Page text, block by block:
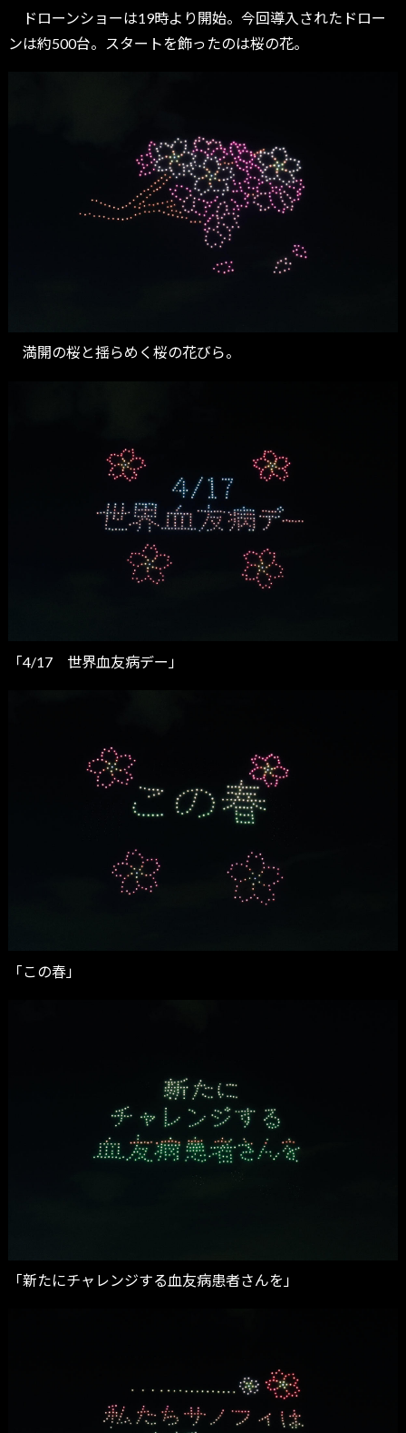
ドローンショーは19時より開始。今回導入されたドロー
ンは約500台。スタートを飾ったのは桜の花。
満開の桜と揺らめく桜の花びら。
「4/17 世界血友病デー」
「この春」
「新たにチャレンジする血友病患者さんを」